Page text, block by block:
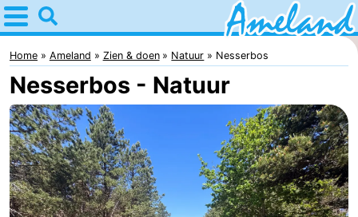
Home
Ameland
Tips
Voor
kinderen
Dorpen
Natuur
Home Ameland Zien & doen Natuur Nesserbos
Nesserbos - Natuur